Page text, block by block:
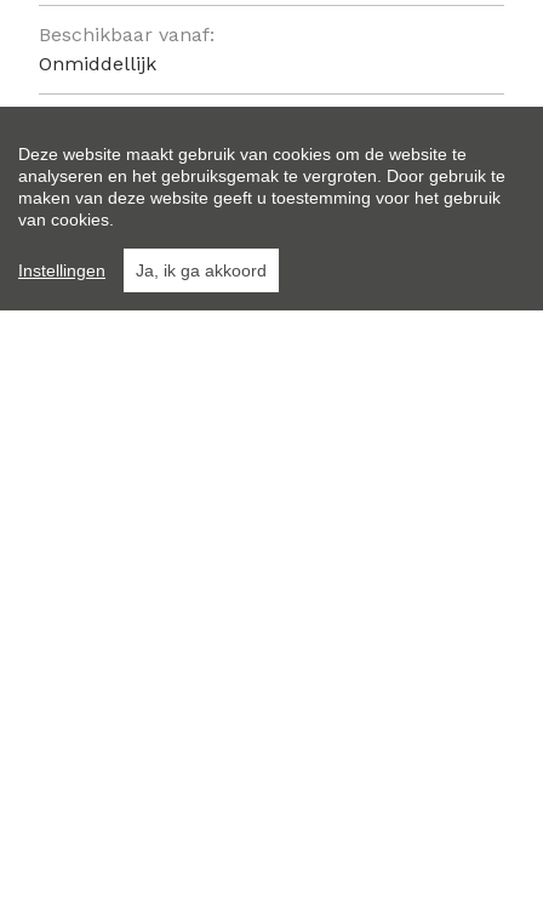
Beschikbaar vanaf:
Onmiddellijk
Buiten bebouwde kom
Bewoonbare opp.:
Type constructie:
Deze website maakt gebruik van cookies om de website te
analyseren en het gebruiksgemak te vergroten. Door gebruik te
maken van deze website geeft u toestemming voor het gebruik
van cookies.
Instellingen Ja, ik ga akkoord